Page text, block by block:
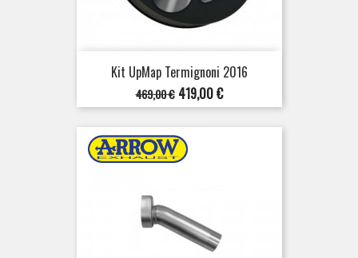
Kit UpMap Termignoni 2016
Prix
de
base
469,00 € Prix
419,00 €